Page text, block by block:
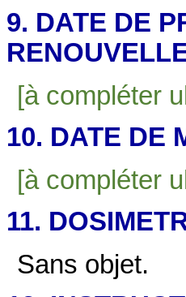
9. DATE DE
[à compléter
10. DATE DE
[à compléter
11.
Sans objet.